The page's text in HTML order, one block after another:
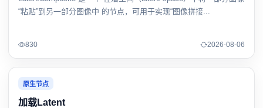
“粘贴”到另一部分图像中 的节点，可用于实现“图像拼接...
830 2026-08-06
原生节点
加载Latent